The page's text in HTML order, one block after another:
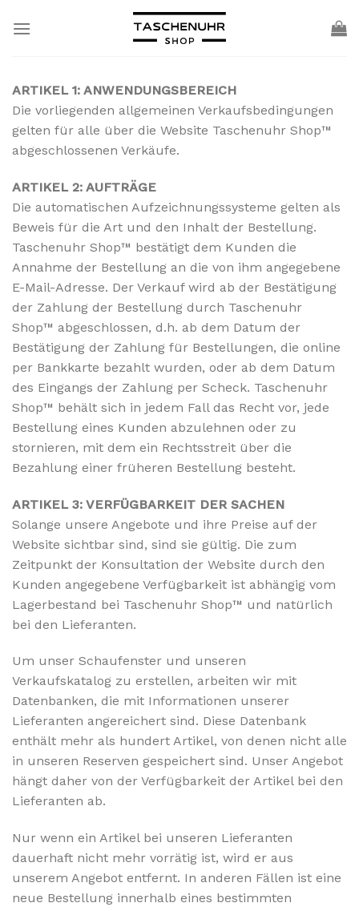
ARTIKEL 1: ANWENDUNGSBEREICH
Die vorliegenden allgemeinen Verkaufsbedingungen
gelten für alle über die Website Taschenuhr Shop™
abgeschlossenen Verkäufe.
ARTIKEL 2: AUFTRÄGE
Die automatischen Aufzeichnungssysteme gelten als
Beweis für die Art und den Inhalt der Bestellung.
Taschenuhr Shop™ bestätigt dem Kunden die
Annahme der Bestellung an die von ihm angegebene
E-Mail-Adresse. Der Verkauf wird ab der Bestätigung
der Zahlung der Bestellung durch Taschenuhr
Shop™ abgeschlossen, d.h. ab dem Datum der
Bestätigung der Zahlung für Bestellungen, die online
per Bankkarte bezahlt wurden, oder ab dem Datum
des Eingangs der Zahlung per Scheck. Taschenuhr
Shop™ behält sich in jedem Fall das Recht vor, jede
Bestellung eines Kunden abzulehnen oder zu
stornieren, mit dem ein Rechtsstreit über die
Bezahlung einer früheren Bestellung besteht.
ARTIKEL 3: VERFÜGBARKEIT DER SACHEN
Solange unsere Angebote und ihre Preise auf der
Website sichtbar sind, sind sie gültig. Die zum
Zeitpunkt der Konsultation der Website durch den
Kunden angegebene Verfügbarkeit ist abhängig vom
Lagerbestand bei Taschenuhr Shop™ und natürlich
bei den Lieferanten.
Um unser Schaufenster und unseren
Verkaufskatalog zu erstellen, arbeiten wir mit
Datenbanken, die mit Informationen unserer
Lieferanten angereichert sind. Diese Datenbank
enthält mehr als hundert Artikel, von denen nicht alle
in unseren Reserven gespeichert sind. Unser Angebot
hängt daher von der Verfügbarkeit der Artikel bei den
Lieferanten ab.
Nur wenn ein Artikel bei unseren Lieferanten
dauerhaft nicht mehr vorrätig ist, wird er aus
unserem Angebot entfernt. In anderen Fällen ist eine
neue Bestellung innerhalb eines bestimmten